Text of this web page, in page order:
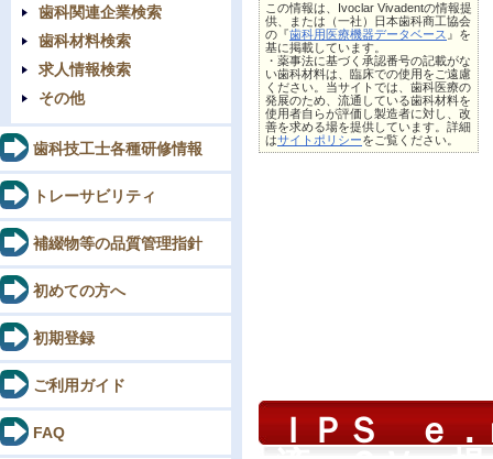
この情報は、Ivoclar Vivadentの情報提
供、または（一社）日本歯科商工協会
の『歯科用医療機器データベース 』を
基に掲載しています。
・薬事法に基づく承認番号の記載がな
い歯科材料は、臨床での使用をご遠慮
ください。当サイトでは、歯科医療の
発展のため、流通している歯科材料を
使用者自らが評価し製造者に対し、改
善を求める場を提供しています。詳細
はサイトポリシーをご覧ください。
ＩＰＳ ｅ
歯科関連企業検索
歯科材料検索
求人情報検索
その他
歯科技工士各種研修情報
トレーサビリティ
補綴物等の品質管理指針
初めての方へ
初期登録
ご利用ガイド
FAQ